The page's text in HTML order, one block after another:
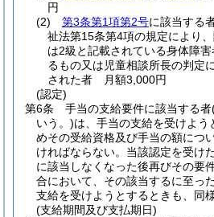
円
(2)
第3条第1項第2号に該当する
祉法第15条第4項の規定により
は2級と記載されている身体障
るもの又は児童相談所長の判定
された者 月額3,000円
(認定)
第6条
手当の支給要件に該当する者
いう。)は、手当の支給を受けよう
めその受給資格及び手当の額につ
ければならない。 当該認定を受け
に該当しなくなった後再びその要
合において、その該当するに至っ
支給を受けようとするときも、同
(支給期間及び支払期日)